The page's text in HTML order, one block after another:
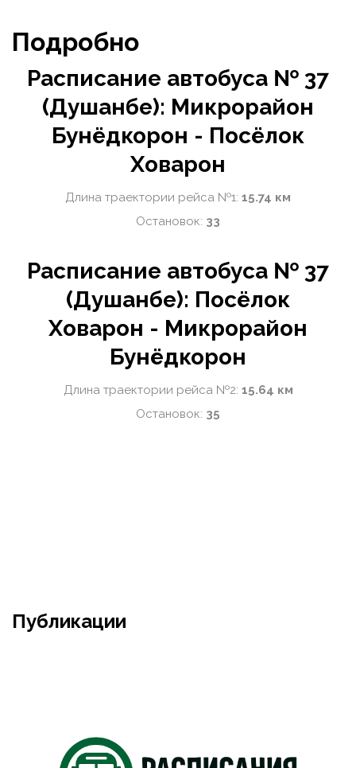
Подробно
Расписание автобуса № 37
(Душанбе): Микрорайон
Бунёдкорон - Посёлок
Ховарон
Длина траектории рейса №1: 15.74 км
Остановок: 33
Расписание автобуса № 37
(Душанбе): Посёлок
Ховарон - Микрорайон
Бунёдкорон
Длина траектории рейса №2: 15.64 км
Остановок: 35
Публикации